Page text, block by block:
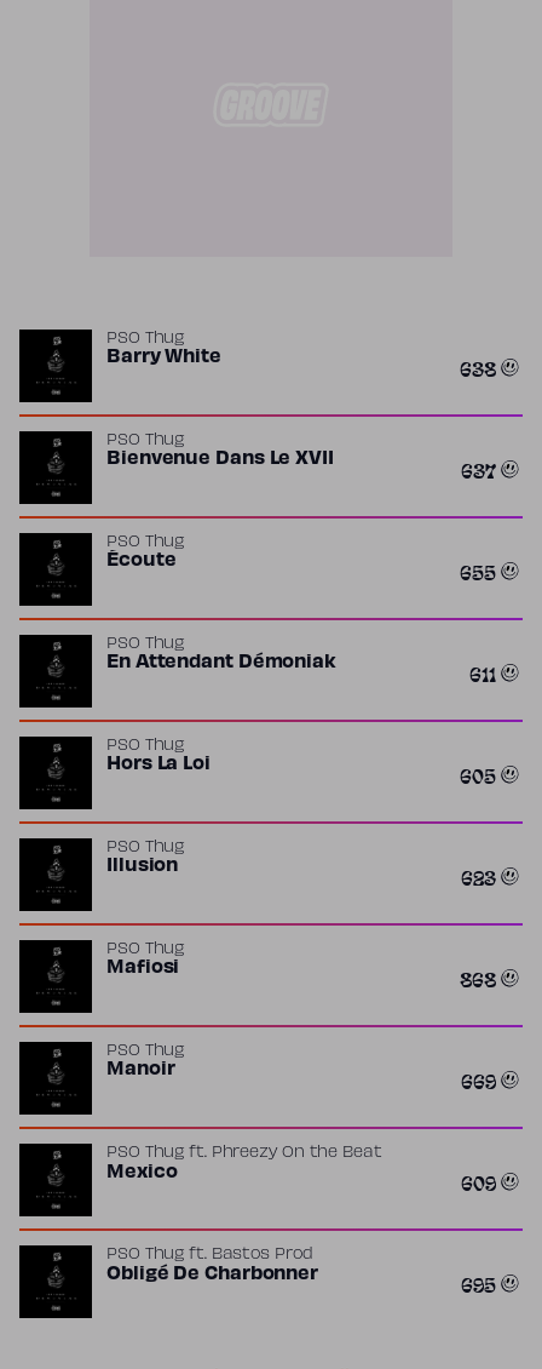
PSO Thug
Barry White 638
PSO Thug
Bienvenue Dans Le XVII 637
PSO Thug
Écoute 655
PSO Thug
En Attendant Démoniak 611
PSO Thug
Hors La Loi 605
PSO Thug
Illusion 623
PSO Thug
Mafiosi 868
PSO Thug
Manoir 669
PSO Thug ft. Phreezy On the Beat
Mexico 609
PSO Thug ft. Bastos Prod
Obligé De Charbonner 695